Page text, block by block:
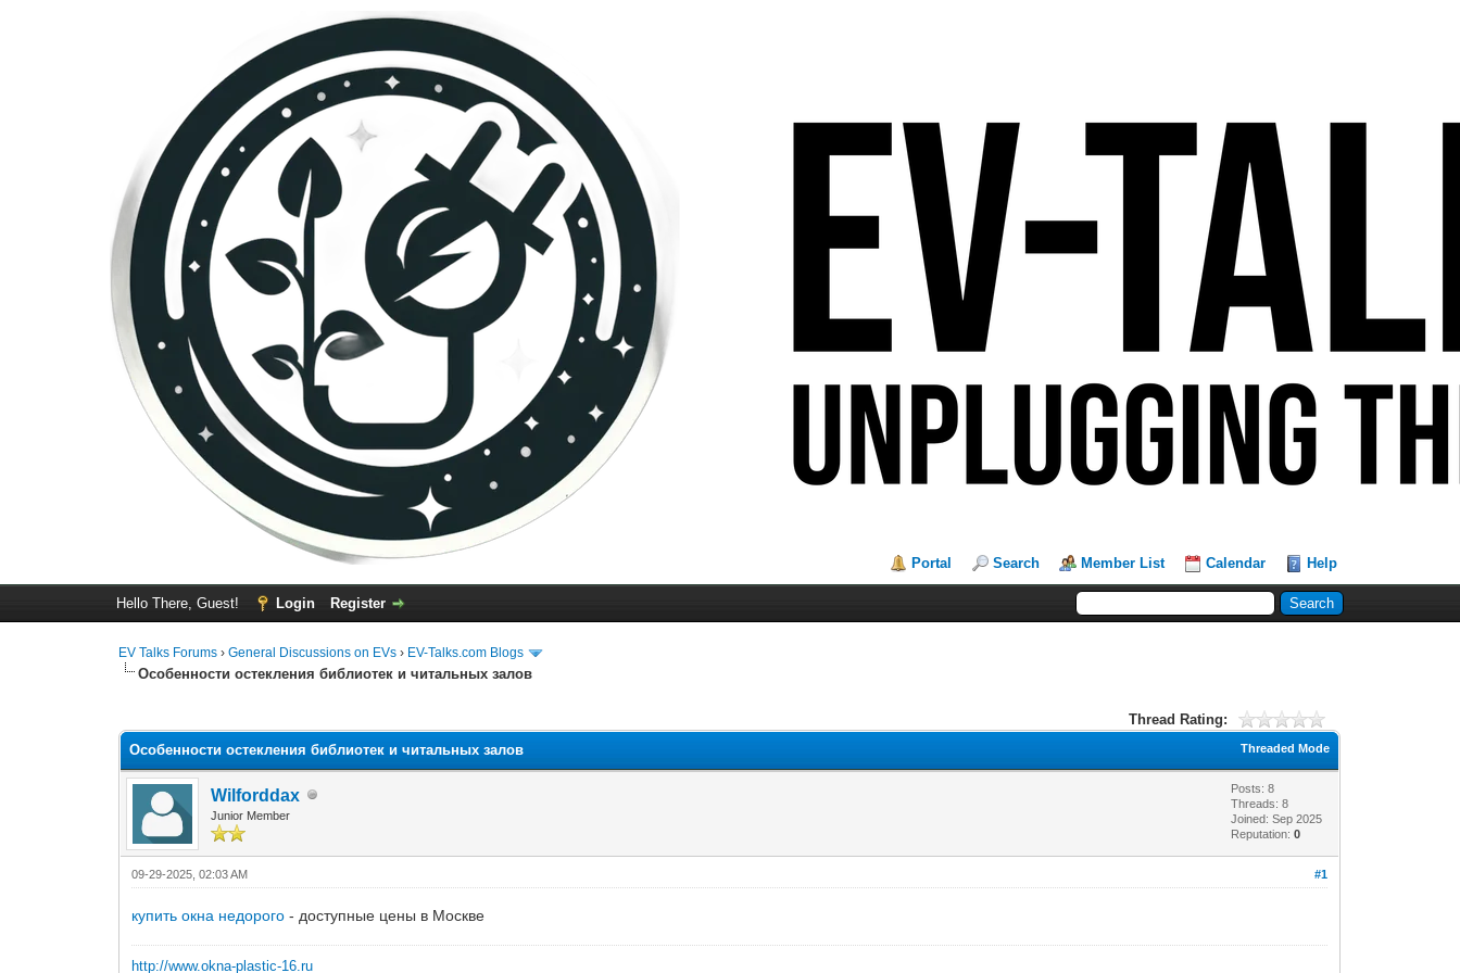
Portal Search Member List Calendar Help
Hello There, Guest! Login Register
EV Talks Forums ›General Discussions on EVs › EV-Talks.com Blogs
Особенности остекления библиотек и читальных залов
Thread Rating:
Threaded Mode
Особенности остекления библиотек и читальных залов
Wilforddax
Junior Member
Posts: 8
Threads: 8
Joined: Sep 2025
Reputation:0
#1
09-29-2025, 02:03 AM
купить окна недорого - доступные цены в Москве
http://www.okna-plastic-16.ru